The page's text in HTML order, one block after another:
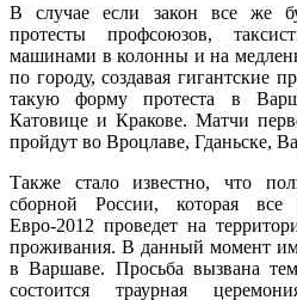
В случае если закон все же
протесты профсоюзов,
машинами в колонны и на
по городу, создавая гигантские
такую форму протеста в
Катовице и Кракове. Матчи
пройдут во Вроцлаве, Гданьске,
Также стало известно, что
сборной России, которая все
Евро-2012 проведет на
проживания. В данный момент им
в Варшаве. Просьба вызвана
состоится траурная